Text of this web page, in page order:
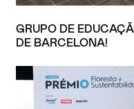
GRUPO DE
DE BARCELONA!